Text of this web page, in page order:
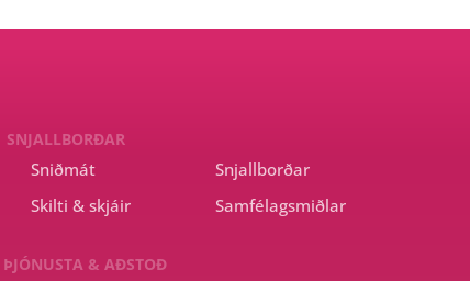
SNJALLBORÐAR
Snjallborðar
Sniðmát
Skilti & skjáir Samfélagsmiðlar
ÞJÓNUSTA & AÐSTOÐ